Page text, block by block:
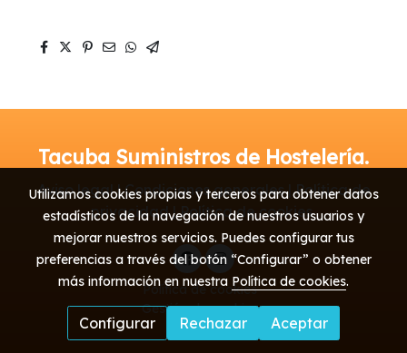
Tacuba Suministros de Hostelería.
Aviso legal | Condiciones generales | Política de
privacidad | Política de cookies
Política de cookies
Gestión de cookies
Utilizamos cookies propias y terceros para obtener datos
estadísticos de la navegación de nuestros usuarios y
mejorar nuestros servicios. Puedes configurar tus
preferencias a través del botón “Configurar” o obtener
más información en nuestra Política de cookies.
Configurar Rechazar Aceptar